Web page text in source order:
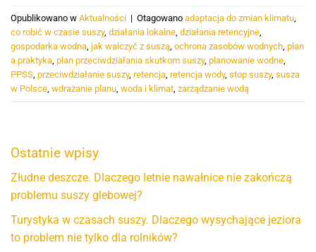
Opublikowano w Aktualności | Otagowano adaptacja do zmian klimatu
co robić w czasie suszy, działania lokalne działania retencyjne
gospodarka wodna jak walczyć z suszą ochrona zasobów wodnych plan
a praktyka plan przeciwdziałania skutkom suszy, planowanie wodne
PPSS przeciwdziałanie suszy, retencja retencja wody, stop suszy, susza
w Polsce wdrażanie planu woda i klimat zarządzanie wodą
Ostatnie wpisy
Złudne deszcze. Dlaczego letnie nawałnice nie zakończą
problemu suszy glebowej?
Turystyka w czasach suszy. Dlaczego wysychające jeziora
to problem nie tylko dla rolników?